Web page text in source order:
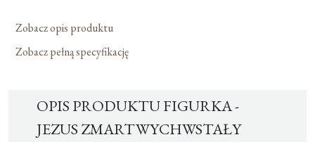
Zobacz opis produktu
Zobacz pełną specyfikację
OPIS PRODUKTU FIGURKA -
JEZUS ZMARTWYCHWSTAŁY